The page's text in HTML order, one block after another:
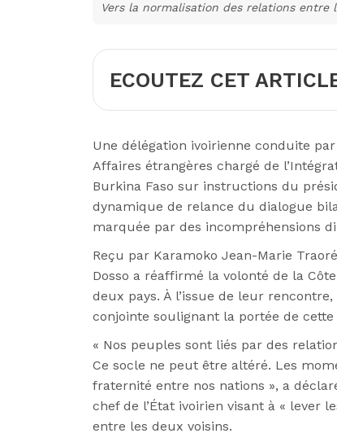
Vers la normalisation des relations entre
ECOUTEZ CET
Une délégation ivoirienne conduite
Affaires étrangères chargé de
Burkina Faso sur instructions du
dynamique de relance du dialogue
marquée par des incompréhensions
Reçu par Karamoko Jean-Marie
Dosso a réaffirmé la volonté de la
deux pays. À l’issue de leur
conjointe soulignant la portée de
« Nos peuples sont liés par des
Ce socle ne peut être altéré. Les
fraternité entre nos nations », a
chef de l’État ivoirien visant à « lever
entre les deux voisins.